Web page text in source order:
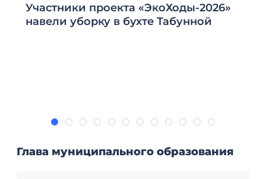
Участники проекта «ЭкоХоды-2026»
навели уборку в бухте Табунной
Глава муниципального образования